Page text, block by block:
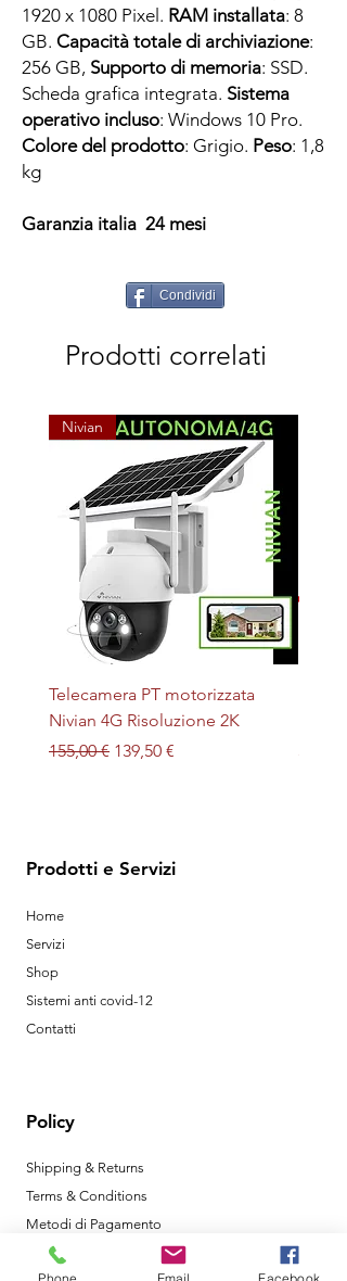
1920 x 1080 Pixel. RAM installata: 8
GB. Capacità totale di archiviazione:
256 GB, Supporto di memoria: SSD.
Scheda grafica integrata. Sistema
operativo incluso: Windows 10 Pro.
Colore del prodotto: Grigio. Peso: 1,8
kg
Garanzia italia 24 mesi
Condividi
Prodotti correlati
Nivian
Telecamera PT motorizzata
Nivian 4G Risoluzione 2K
Prezzo regolare
155,00 € Prezzo scontato
139,50 €
Prodotti e Servizi
Home
Servizi
Shop
Sistemi anti covid-12
Contatti
Policy
Shipping & Returns
Terms & Conditions
Metodi di Pagamento
Phone Email Facebook